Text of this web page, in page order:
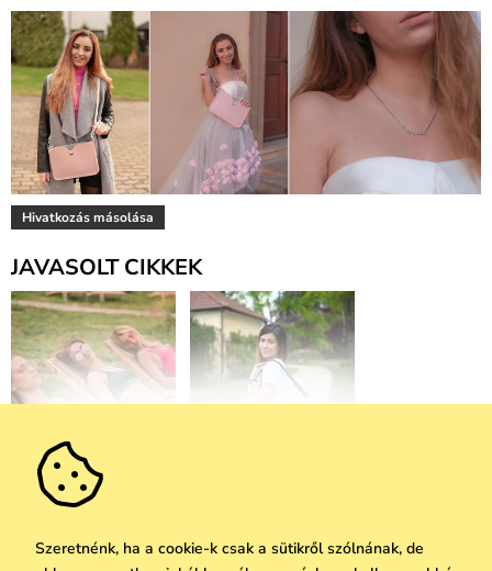
Hivatkozás másolása
JAVASOLT CIKKEK
Hogyan lehet
egészségesen napozni?
Néhány tipp a
Szeretnénk, ha a cookie-k csak a sütikről szólnának, de